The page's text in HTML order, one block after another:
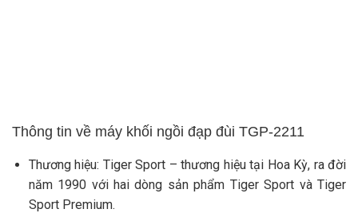
Thông tin về máy khối ngồi đạp đùi TGP-2211
Thương hiệu: Tiger Sport – thương hiệu tại Hoa Kỳ, ra đời
năm 1990 với hai dòng sản phẩm Tiger Sport và Tiger
Sport Premium.